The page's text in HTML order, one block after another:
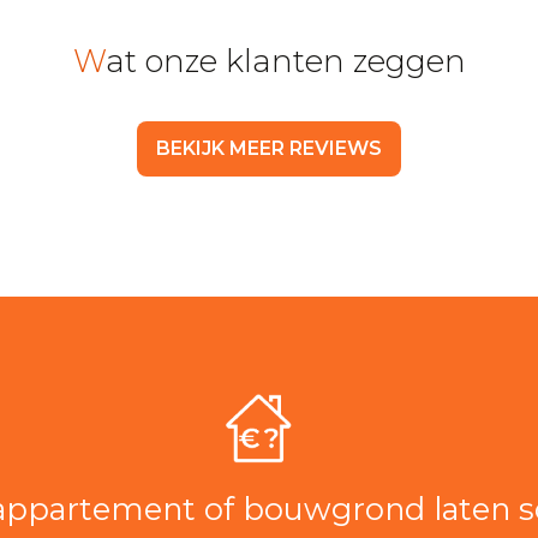
Wat onze klanten zeggen
BEKIJK MEER REVIEWS
appartement of bouwgrond laten